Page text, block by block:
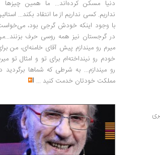
دنیا مسکن کرده‌اند... ما همین چیزها
نداریم. کسی نداریم از ما انتقاد بکند...
با وجود اینکه خودش گرجی بود،
در گرجستان نیز همه روسی حرف
میرم رو میندازم پیش آقای خامنه‌ای، من
خودم رو نینداخته‌ام برای تو و امثال تو
رو میندازم... به شرطی که شماها برگردید
مملکت خودتان خدمت کنید ...